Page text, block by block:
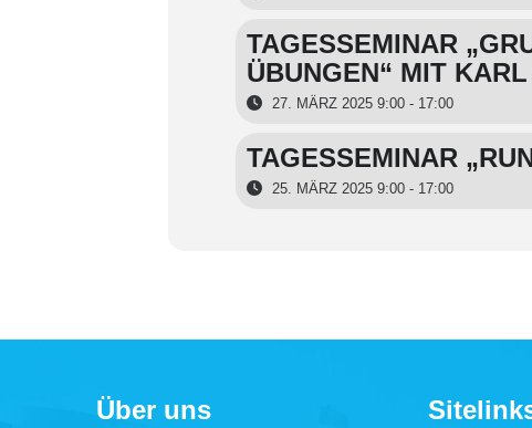
TAGESSEMINAR
ÜBUNGEN“ MIT
27. MÄRZ 2025 9:00 - 17:00
TAGESSEMINAR
25. MÄRZ 2025 9:00 - 17:00
Über uns